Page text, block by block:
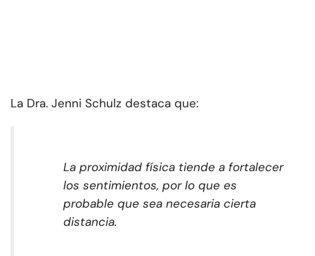
La Dra. Jenni Schulz destaca que:
La proximidad física tiende a fortalecer
los sentimientos, por lo que es
probable que sea necesaria cierta
distancia.